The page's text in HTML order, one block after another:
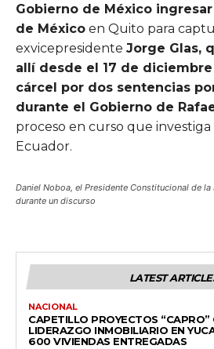
Gobierno de México
de México en Quito para
exvicepresidente Jorge Glas,
allí desde el 17 de
cárcel por dos sentencias
durante el Gobierno de
proceso en curso que investiga
Ecuador.
Daniel Noboa, el Presidente Constitucional de
durante un discurso
LATEST
NACIONAL
CAPETILLO PROYECTOS “CAPRO”
LIDERAZGO INMOBILIARIO EN
600 VIVIENDAS ENTREGADAS